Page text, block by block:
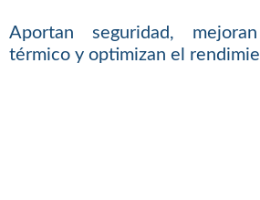
Aportan seguridad,
térmico y optimizan el